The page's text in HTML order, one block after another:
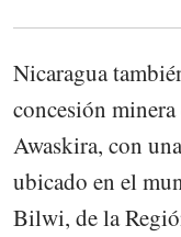
Nicaragua
concesión
Awaskira, con
ubicado en el
Bilwi, de la